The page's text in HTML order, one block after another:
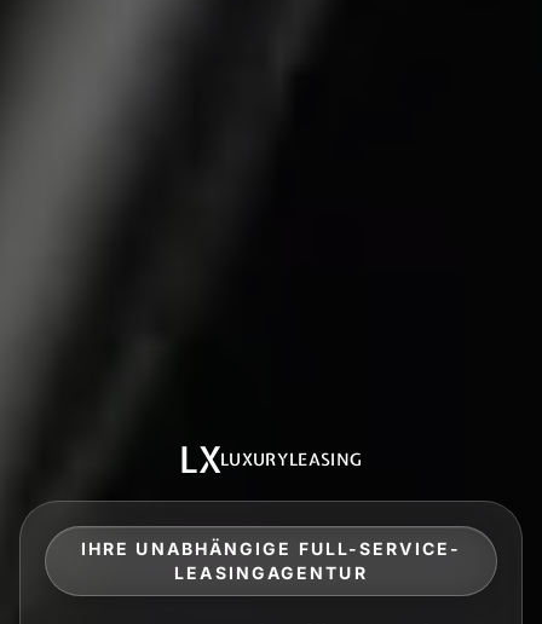
LXLUXURYLEASING
IHRE UNABHÄNGIGE FULL-SERVICE-
LEASINGAGENTUR